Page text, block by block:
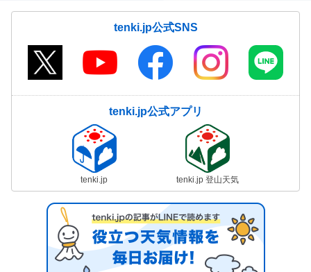
tenki.jp公式SNS
tenki.jp公式アプリ
tenki.jp tenki.jp 登山天気